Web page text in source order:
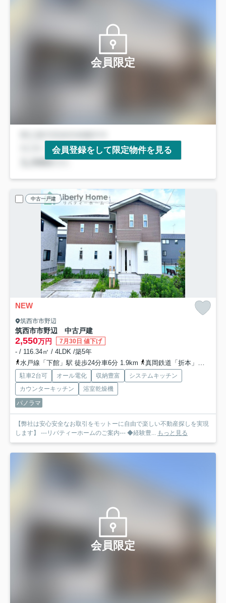
会員限定
会員登録をして限定物件を見る
中古一戸建
NEW
筑西市市野辺
筑西市市野辺 中古戸建
2,550万円 7月30日 値下げ
- / 116.34㎡ / 4LDK /築5年
水戸線「下館」駅 徒歩24分車6分 1.9km
真岡鉄道「折本」駅 徒歩49分
駐車2台可 オール電化 収納豊富
システムキッチン
カウンターキッチン
浴室乾燥機
パノラマ
【弊社は安心安全なお取引をモットーに自由で楽しい不動産探しを実現
します】 ---リバティーホームのご案内--- ◆経験豊... もっと見る
会員限定